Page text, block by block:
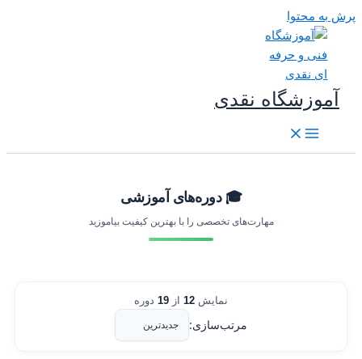
به محتوا
آموزشگاه نقدی
🎓 دوره‌های آموزشی
مهارت‌های تخصصی را با بهترین کیفیت بیاموزید
نمایش12 از 19 دوره
مرتب‌سازی: